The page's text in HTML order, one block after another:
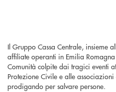
Il Gruppo Cassa Centrale, insieme
affiliate operanti in Emilia
Comunità colpite dai tragici eventi
Protezione Civile e alle
prodigando per salvare persone.